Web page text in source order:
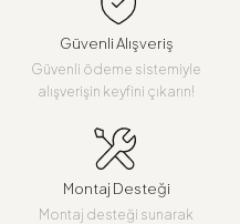
Güvenli Alışveriş
Güvenli ödeme sistemiyle
alışverişin keyfini çıkarın!
Montaj Desteği
Montaj desteği sunarak